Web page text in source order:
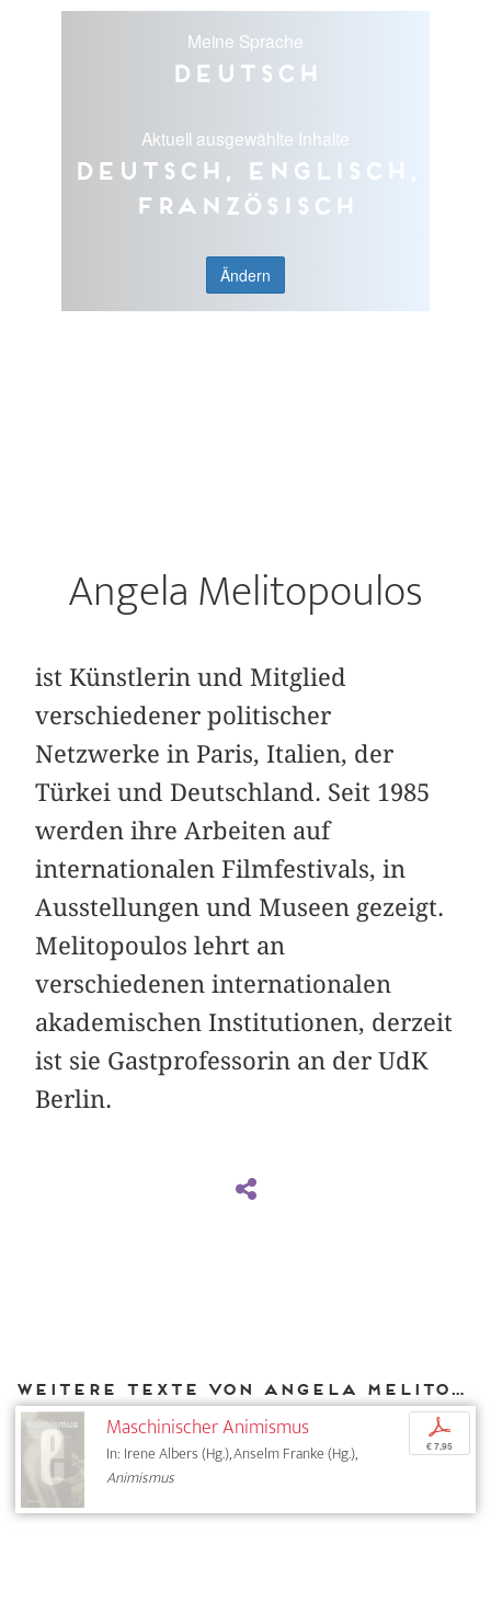
Meine Sprache
Deutsch
Aktuell ausgewählte Inhalte
Deutsch, Englisch,
Französisch
Ändern
Angela Melitopoulos
ist Künstlerin und Mitglied
verschiedener politischer
Netzwerke in Paris, Italien, der
Türkei und Deutschland. Seit 1985
werden ihre Arbeiten auf
internationalen Filmfestivals, in
Ausstellungen und Museen gezeigt.
Melitopoulos lehrt an
verschiedenen internationalen
akademischen Institutionen, derzeit
ist sie Gastprofessorin an der UdK
Berlin.
Weitere Texte von Angela Melitopoulos bei DIAPHANES
Maschinischer Animismus
In: Irene Albers (Hg.), Anselm Franke (Hg.),
Animismus
p
€ 7,95